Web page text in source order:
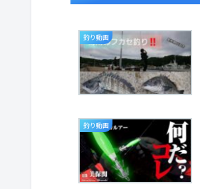
釣り動画
釣り動画